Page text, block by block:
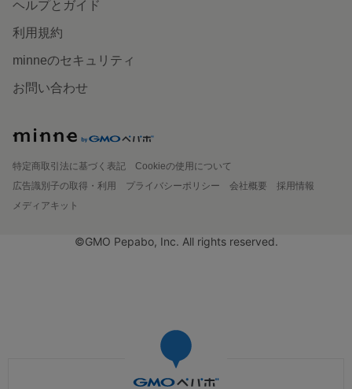
ヘルプとガイド
利用規約
minneのセキュリティ
お問い合わせ
特定商取引法に基づく表記
Cookieの使用について
広告識別子の取得・利用
プライバシーポリシー 会社概要
採用情報
メディアキット
©GMO Pepabo, Inc. All rights reserved.